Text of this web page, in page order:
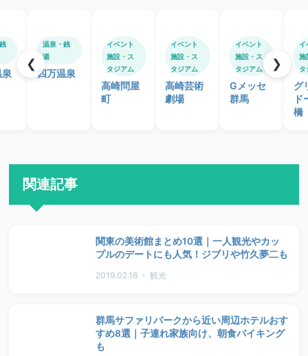
温泉・銭
湯
四万温泉
イベント
施設・ス
タジアム
高崎問屋
町
イベント
施設・ス
タジアム
高崎芸術
劇場
イベント
施設・ス
タジアム
Gメッセ
群馬
イ
施
タ
グ
ド
橋
❮ ❯
関連記事
関東の美術館まとめ10選｜一人観光やカッ
プルのデートにも人気！ジブリや竹久夢二も
2019.02.16 ・ 観光
群馬サファリパークから近い周辺ホテルおす
すめ8選｜子連れ家族向け、朝食バイキング
も